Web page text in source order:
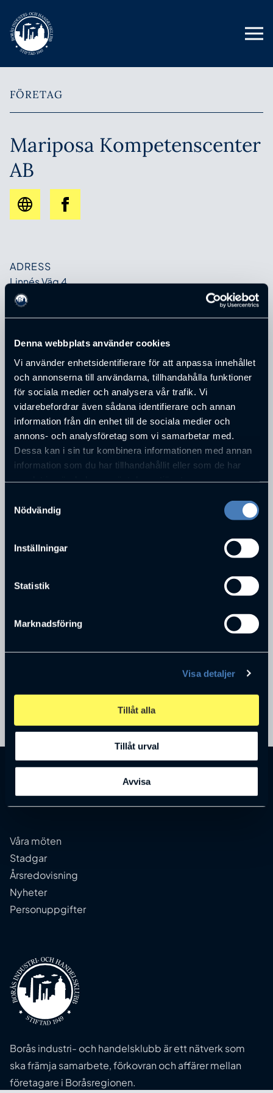
Denna webbplats använder cookies
Vi använder enhetsidentifierare för att anpassa innehållet
och annonserna till användarna, tillhandahålla funktioner
för sociala medier och analysera vår trafik. Vi
vidarebefordrar även sådana identifierare och annan
information från din enhet till de sociala medier och
annons- och analysföretag som vi samarbetar med.
Dessa kan i sin tur kombinera informationen med annan
information som du har tillhandahållit eller som de har
Nödvändig
Inställningar
Statistik
Marknadsföring
Visa detaljer
Tillåt alla
Tillåt urval
Avvisa
FÖRETAG
Mariposa Kompetenscenter
AB
ADRESS
Linnés Väg 4
POSTNUMMER
Borås
TELEFONNUMMER
0705-160258
E-POST
maria.krafft.helgesson@gmail.com
PERSONER SOM JOBBAR PÅMARIPOSA
KOMPETENSCENTER AB
Egenföretagare
Mariposa Kompetenscenter AB
Borås industri- och handelsklubb är ett nätverk som
ska främja samarbete, förkovran och affärer mellan
företagare i Boråsregionen.
info@handelsklubben.se
Våra möten
Stadgar
Årsredovisning
Nyheter
Personuppgifter